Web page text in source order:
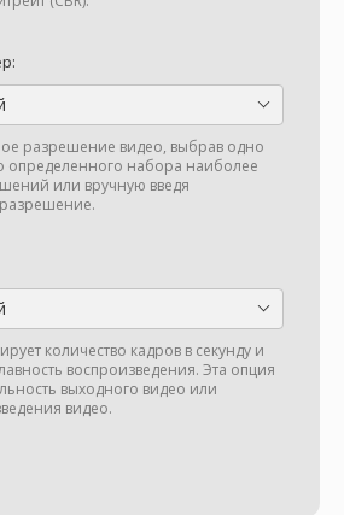
разрешение видео, выбрав одно
определенного набора наиболее
или вручную введя
количество кадров в секунду и
воспроизведения. Эта опция
выходного видео или
видео.